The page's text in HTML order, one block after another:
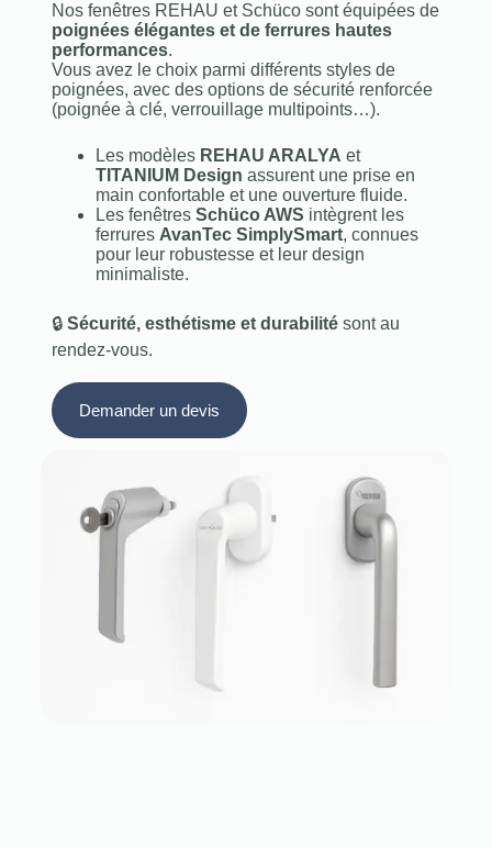
Nos fenêtres REHAU et Schüco sont équipées de
poignées élégantes et de ferrures hautes
performances.
Vous avez le choix parmi différents styles de
poignées, avec des options de sécurité renforcée
(poignée à clé, verrouillage multipoints…).
Les modèles REHAU ARALYA et
TITANIUM Design assurent une prise en
main confortable et une ouverture fluide.
Les fenêtres Schüco AWS intègrent les
ferrures AvanTec SimplySmart, connues
pour leur robustesse et leur design
minimaliste.
🔒 Sécurité, esthétisme et durabilitésont au
rendez-vous.
Demander un devis